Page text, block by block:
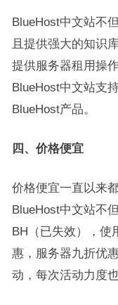
BlueHost中文站不
且提供强大的知识
提供服务器租用操
BlueHost中文站支
BlueHost产品。
四、价格便宜
价格便宜一直以来
BlueHost中文站不
BH（已失效），使
惠，服务器九折优
动，每次活动力度